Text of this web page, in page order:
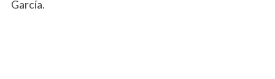
García.